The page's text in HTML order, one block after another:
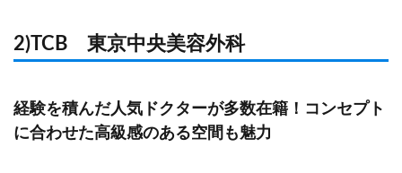
2)TCB 東京中央美容外科
経験を積んだ人気ドクターが多数在籍！コンセプト
に合わせた高級感のある空間も魅力